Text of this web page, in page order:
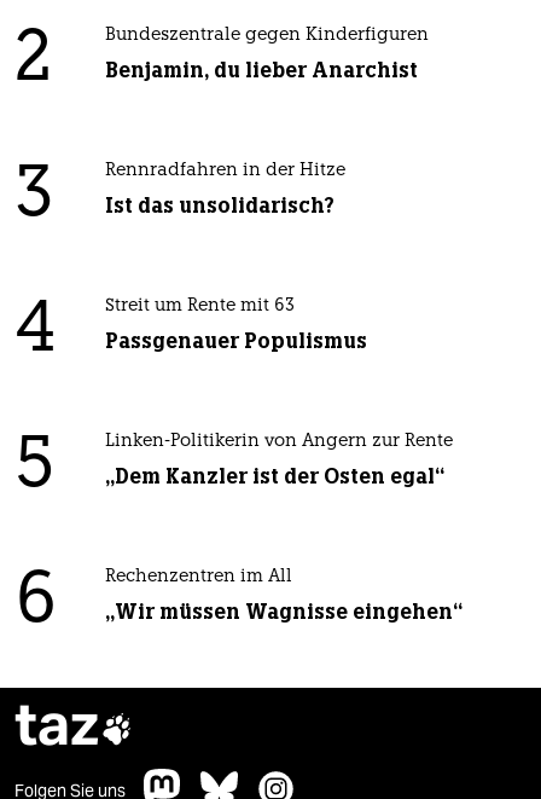
2 Bundeszentrale gegen Kinderfiguren
Benjamin, du lieber Anarchist
3 Rennradfahren in der Hitze
Ist das unsolidarisch?
4 Streit um Rente mit 63
Passgenauer Populismus
5 Linken-Politikerin von Angern zur Rente
„Dem Kanzler ist der Osten egal“
6 Rechenzentren im All
„Wir müssen Wagnisse eingehen“
taz
Folgen Sie uns